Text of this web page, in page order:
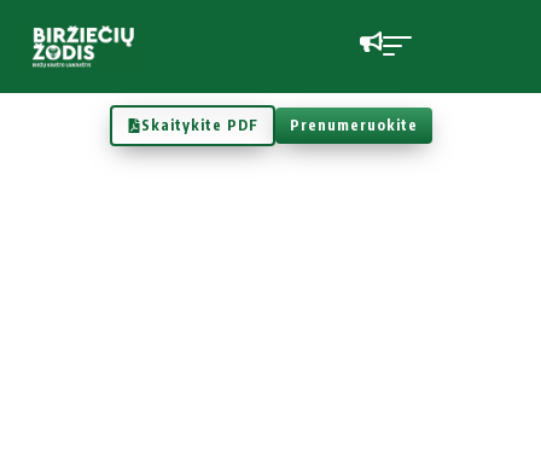
Skaitykite PDF Prenumeruokite